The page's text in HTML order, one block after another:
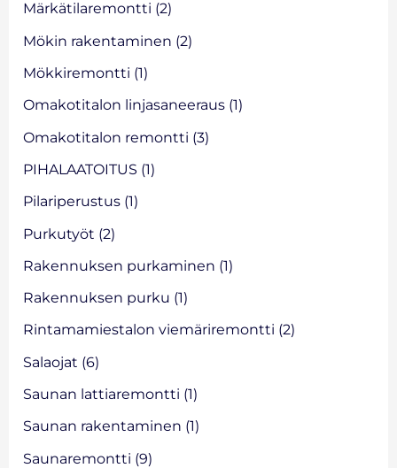
Märkätilaremontti (2)
Mökin rakentaminen (2)
Mökkiremontti (1)
Omakotitalon linjasaneeraus (1)
Omakotitalon remontti (3)
PIHALAATOITUS (1)
Pilariperustus (1)
Purkutyöt (2)
Rakennuksen purkaminen (1)
Rakennuksen purku (1)
Rintamamiestalon viemäriremontti (2)
Salaojat (6)
Saunan lattiaremontti (1)
Saunan rakentaminen (1)
Saunaremontti (9)